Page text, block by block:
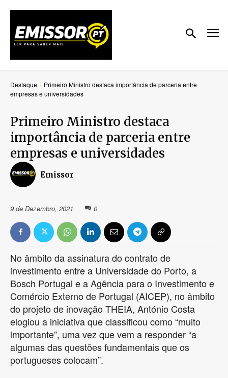
Destaque
Primeiro Ministro destaca importância de parceria entre
empresas e universidades
Primeiro Ministro destaca
importância de parceria entre
empresas e universidades
Emissor
9 de Dezembro, 2021 0
No âmbito da assinatura do contrato de
investimento entre a Universidade do Porto, a
Bosch Portugal e a Agência para o Investimento e
Comércio Externo de Portugal (AICEP), no âmbito
do projeto de inovação THEIA, António Costa
elogiou a iniciativa que classificou como “muito
importante”, uma vez que vem a responder “a
algumas das questões fundamentais que os
portugueses colocam”.